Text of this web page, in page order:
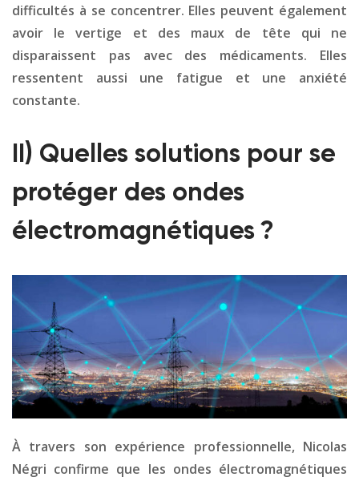
difficultés à se concentrer. Elles peuvent également
avoir le vertige et des maux de tête qui ne
disparaissent pas avec des médicaments. Elles
ressentent aussi une fatigue et une anxiété
constante.
II) Quelles solutions pour se
protéger des ondes
électromagnétiques ?
À travers son expérience professionnelle, Nicolas
Négri confirme que les ondes électromagnétiques